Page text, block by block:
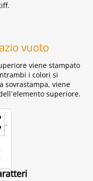
vuoto
viene stampato
i colori si
sovrastampa, viene
superiore.